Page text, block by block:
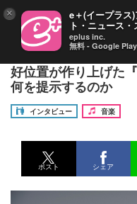
髭男･藤原、ミセス･
好位置が作り上げた
何を提示するのか
インタビュー
音楽
ポスト シェア
× e＋(イープラス
ト・ニュース
eplus inc.
無料 - Google Play